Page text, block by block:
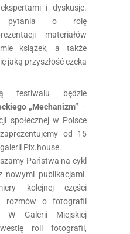
i dyskusje.
pytania o rolę
materiałów
książek, a także
jaką przyszłość czeka
festiwalu będzie
„Mechanizm” –
społecznej w Polsce
od 15
Pix.house.
Państwa na cykl
nowymi publikacjami.
kolejnej części
rozmów o fotografii
W Galerii Miejskiej
roli fotografii,